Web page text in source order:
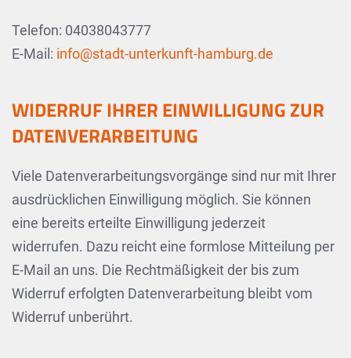
Telefon: 04038043777
E-Mail: info@stadt-unterkunft-hamburg.de
WIDERRUF IHRER EINWILLIGUNG ZUR
DATENVERARBEITUNG
Viele Datenverarbeitungsvorgänge sind nur mit Ihrer
ausdrücklichen Einwilligung möglich. Sie können
eine bereits erteilte Einwilligung jederzeit
widerrufen. Dazu reicht eine formlose Mitteilung per
E-Mail an uns. Die Rechtmäßigkeit der bis zum
Widerruf erfolgten Datenverarbeitung bleibt vom
Widerruf unberührt.